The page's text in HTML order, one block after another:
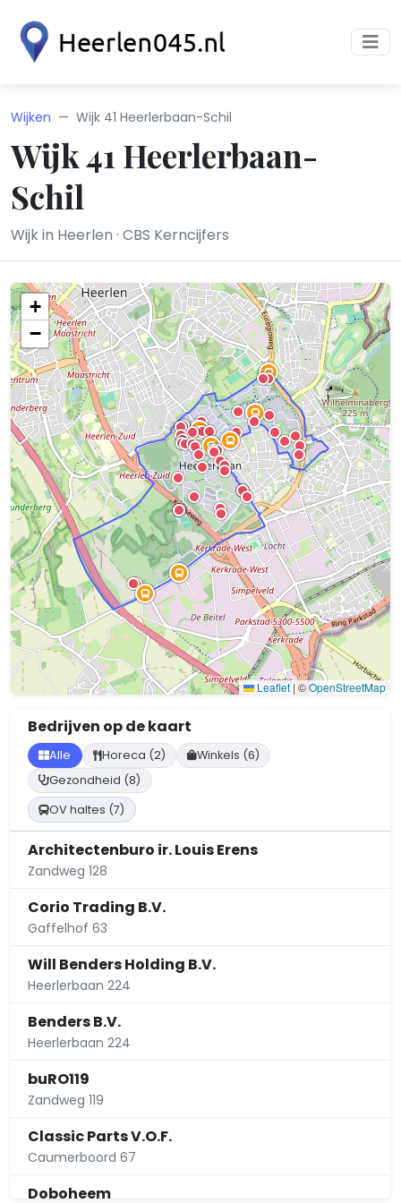
Wijken Wijk 41 Heerlerbaan-Schil
Wijk 41 Heerlerbaan-
Schil
Wijk in Heerlen · CBS Kerncijfers
+
−
Leaflet | ©OpenStreetMap
Bedrijven op de kaart
Alle Horeca (2)
Winkels (6)
Gezondheid (8)
OV haltes (7)
Architectenburo ir. Louis Erens
Zandweg 128
Corio Trading B.V.
Gaffelhof 63
Will Benders Holding B.V.
Heerlerbaan 224
Benders B.V.
Heerlerbaan 224
buRO119
Zandweg 119
Classic Parts V.O.F.
Caumerboord 67
Doboheem